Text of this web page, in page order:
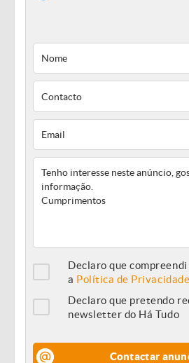
Declaro que
a Política de Privacidade
Declaro que pretendo
newsletter do Há Tudo
Contactar